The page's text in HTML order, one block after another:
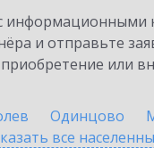
информационными
и отправьте
или
Одинцово
все